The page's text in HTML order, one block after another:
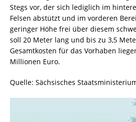
Stegs vor, der sich lediglich im
Felsen abstützt und im vorderen
geringer Höhe frei über diesem
soll 20 Meter lang und bis zu 3,5
Gesamtkosten für das Vorhaben
Millionen Euro.
Quelle: Sächsisches